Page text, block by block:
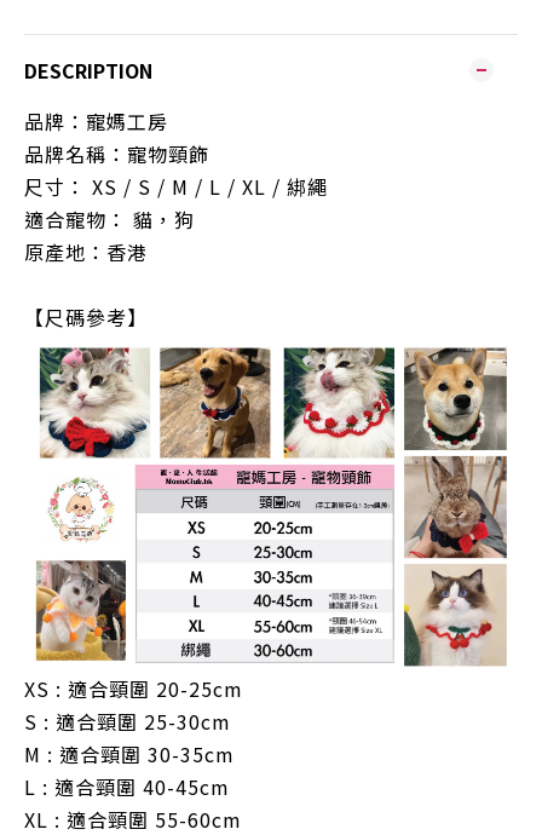
DESCRIPTION
品牌：寵媽工房
品牌名稱：寵物頸飾
尺寸： XS / S / M / L / XL / 綁繩
適合寵物： 貓，狗
原產地：香港
【尺碼參考】
XS : 適合頸圍 20-25cm
S : 適合頸圍 25-30cm
M : 適合頸圍 30-35cm
L : 適合頸圍 40-45cm
XL : 適合頸圍 55-60cm